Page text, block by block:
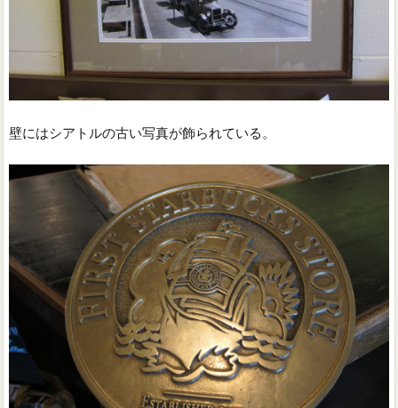
壁にはシアトルの古い写真が飾られている。